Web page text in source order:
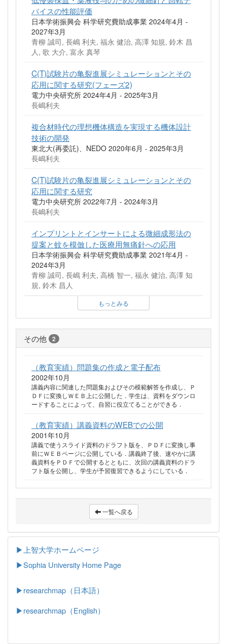
バイスの性能評価
日本学術振興会 科学研究費助成事業 2024年4月 -
2027年3月
青柳 誠司, 長嶋 利夫, 福永 健治, 高澤 知規, 鈴木 昌
人, 歌 大介, 富永 真琴
C(T)試験片の亀裂進展シミュレーションとその
応用に関する研究(フェーズ2)
電力中央研究所 2024年4月 - 2025年3月
長嶋利夫
複合材時代の理想機体構造を実現する機体設計
技術の開発
東北大(再委託)、NEDO 2020年6月 - 2025年3月
長嶋利夫
C(T)試験片の亀裂進展シミュレーションとその
応用に関する研究
電力中央研究所 2022年7月 - 2024年3月
長嶋利夫
インプリントとインサートによる微細成形法の
提案と蚊を模倣した医療用無痛針への応用
日本学術振興会 科学研究費助成事業 2021年4月 -
2024年3月
青柳 誠司, 長嶋 利夫, 高橋 智一, 福永 健治, 高澤 知
規, 鈴木 昌人
もっとみる
その他 2
（教育実績）問題集の作成と電子配布
2002年10月
講義内容に関連した問題集およびその模範解答を作成し、Ｐ
ＤＦに変換しＷＥＢ上に公開した．学生は、資料をダウンロ
ードすることによって、自習に役立てることができる．
（教育実績）講義資料のWEBでの公開
2001年10月
講義で使うスライド資料のドラフト版を、ＰＤＦに変換し事
前にＷＥＢページに公開している．講義終了後、速やかに講
義資料をＰＤＦで公開するとともに、次回の講義資料のドラ
フト版を公開し、学生が予習復習できるようにしている．
一覧へ戻る
▶上智大学ホームページ
▶Sophia University Home Page
▶researchmap（日本語）
▶researchmap（English）